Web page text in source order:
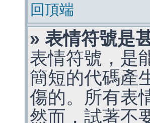
回頂端
» 表情符號是
表情符號，是
簡短的代碼產
傷的。所有表
然而，試著不